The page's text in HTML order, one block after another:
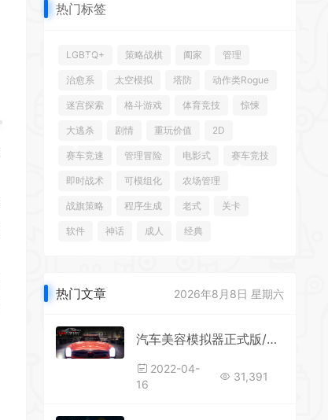
热门标签
LGBTQ+ 策略战棋 阖家 管理
治愈系 太空模拟 塔防 动作类Rogue
迷宫探索 格斗游戏 体育竞技 惊悚
大逃杀 剧情 重玩价值 2D
赛车竞速 管理冒险 电影式 赛车竞技
即时战术 可模组化 农场管理
战旗策略 程序生成 老式 关卡
软件 神话 成人 经典
热门文章 2026年8月8日 星期六
汽车美容模拟器正式版/Car Detailing Simulator
2022-04-
16
31,391
*
*
*
*